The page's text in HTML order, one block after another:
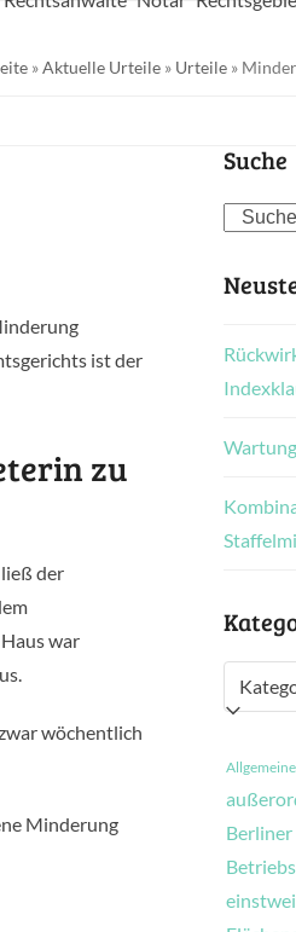
»Aktuelle Urteile » Urteile »
ist der
zu
der
war
wöchentlich
Minderung
Suche
Search